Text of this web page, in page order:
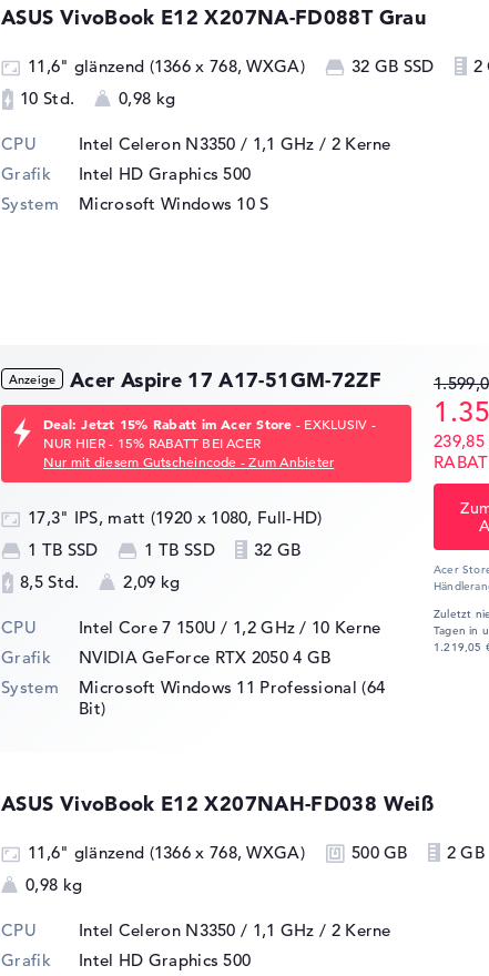
ASUS VivoBook E12 X207NA-FD088T Grau
11,6" glänzend (1366 x 768, WXGA) 32 GB SSD
2
10 Std.
0,98 kg
CPU Intel Celeron N3350 / 1,1 GHz / 2 Kerne
Grafik
Intel HD Graphics 500
System
Microsoft Windows 10 S
Acer Aspire 17 A17-51GM-72ZF
Deal: Jetzt 15% Rabatt im Acer Store - EXKLUSIV -
NUR HIER - 15% RABATT BEI ACER
Nur mit diesem Gutscheincode - Zum Anbieter
17,3" IPS, matt (1920 x 1080, Full-HD)
1 TB SSD
1 TB SSD
32 GB
8,5 Std.
2,09 kg
CPU Intel Core 7 150U / 1,2 GHz / 10 Kerne
Grafik
NVIDIA GeForce RTX 20504 GB
System
Microsoft Windows 11 Professional (64
Bit)
239,85
Acer
Zuletzt
Tagen in
1.219,05
ASUS VivoBook E12 X207NAH-FD038 Weiß
11,6" glänzend (1366 x 768, WXGA) 500 GB 2 GB
0,98 kg
CPU Intel Celeron N3350 / 1,1 GHz / 2 Kerne
Grafik
Intel HD Graphics 500